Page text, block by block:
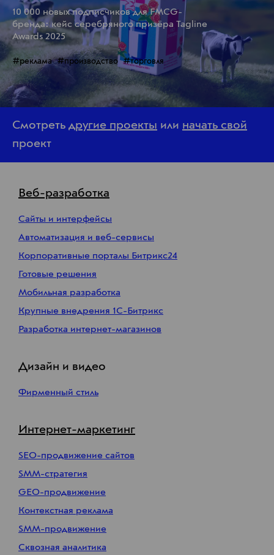
10 000 новых подписчиков для FMCG-
бренда: кейс серебряного призёра Tagline
Awards 2025
#реклама #производство #торговля
Смотреть другие проекты или начать свой
проект
Веб-разработка
Сайты и интерфейсы
Автоматизация и веб-сервисы
Корпоративные порталы Битрикс24
Готовые решения
Мобильная разработка
Крупные внедрения 1С-Битрикс
Разработка интернет-магазинов
Дизайн и видео
Фирменный стиль
Интернет-маркетинг
SEO-продвижение сайтов
SMM-стратегия
GEO-продвижение
Контекстная реклама
SMM-продвижение
Сквозная аналитика